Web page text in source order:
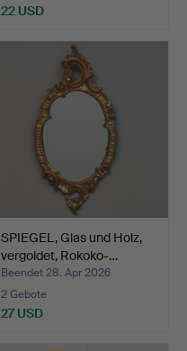
22 USD
SPIEGEL, Glas und Holz,
vergoldet, Rokoko-…
Beendet 28. Apr 2026
2 Gebote
27 USD